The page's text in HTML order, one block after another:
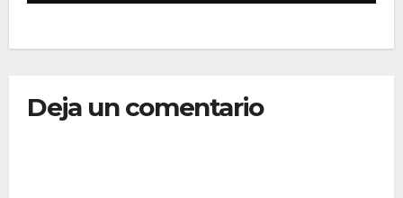
Deja un comentario